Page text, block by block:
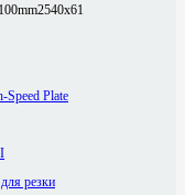
2540x61